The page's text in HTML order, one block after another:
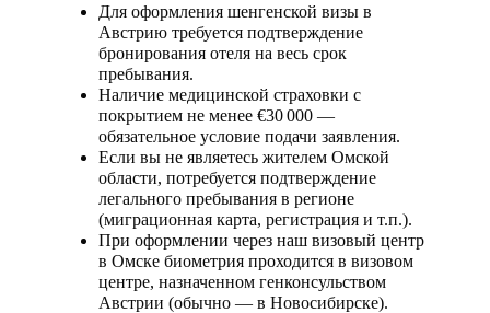
Для оформления шенгенской визы в
Австрию требуется подтверждение
бронирования отеля на весь срок
пребывания.
Наличие медицинской страховки с
покрытием не менее €30 000 —
обязательное условие подачи заявления.
Если вы не являетесь жителем Омской
области, потребуется подтверждение
легального пребывания в регионе
(миграционная карта, регистрация и т.п.).
При оформлении через наш визовый центр
в Омске биометрия проходится в визовом
центре, назначенном генконсульством
Австрии (обычно — в Новосибирске).